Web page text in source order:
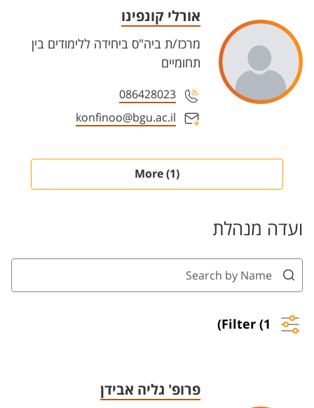
אורלי קונפינו
מרכז/ת ביה"ס ביחידה ללימודים בין
תחומיים
086428023
konfinoo@bgu.ac.il
(1) More
ועדה מנהלת
Filter (1)
פרופ' גליה אבידן